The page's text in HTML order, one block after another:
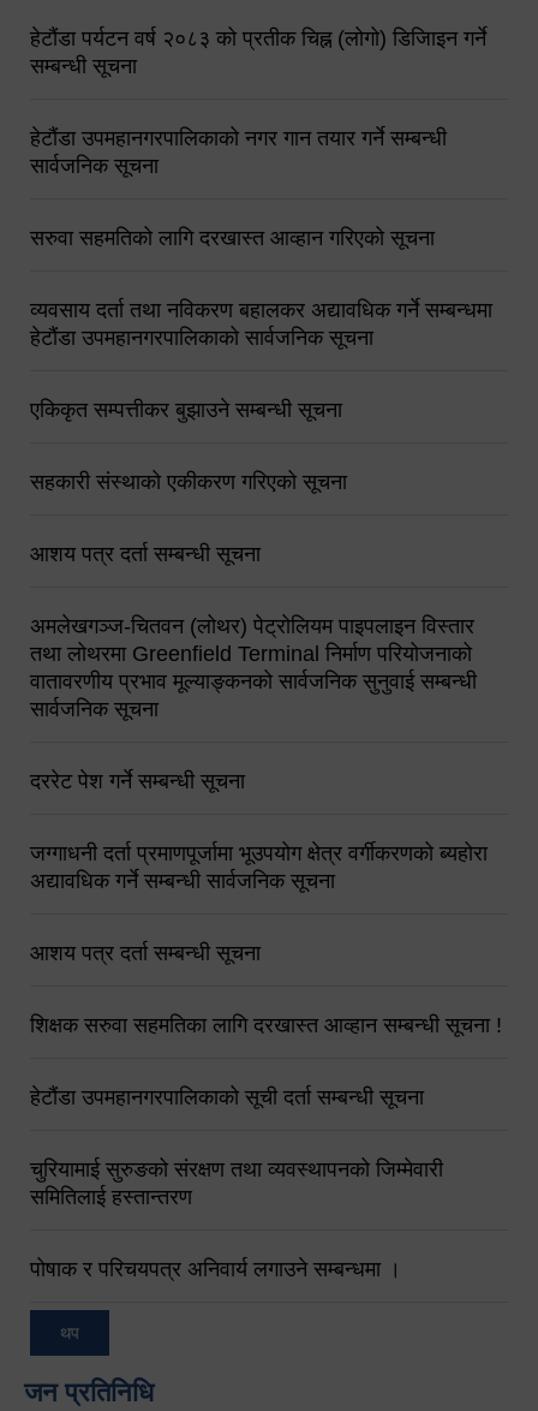
हेटौंडा पर्यटन वर्ष २०८३ को प्रतीक चिह्न (लोगो) डिजिाइन गर्ने
सम्बन्धी सूचना
हेटौंडा उपमहानगरपालिकाको नगर गान तयार गर्ने सम्बन्धी
सार्वजनिक सूचना
सरुवा सहमतिको लागि दरखास्त आव्हान गरिएको सूचना
व्यवसाय दर्ता तथा नविकरण बहालकर अद्यावधिक गर्ने सम्बन्धमा
हेटौंडा उपमहानगरपालिकाको सार्वजनिक सूचना
एकिकृत सम्पत्तीकर बुझाउने सम्बन्धी सूचना
सहकारी संस्थाको एकीकरण गरिएको सूचना
आशय पत्र दर्ता सम्बन्धी सूचना
अमलेखगञ्ज-चितवन (लोथर) पेट्रोलियम पाइपलाइन विस्तार
तथा लोथरमा Greenfield Terminal निर्माण परियोजनाको
वातावरणीय प्रभाव मूल्याङ्कनको सार्वजनिक सुनुवाई सम्बन्धी
सार्वजनिक सूचना
दररेट पेश गर्ने सम्बन्धी सूचना
जग्गाधनी दर्ता प्रमाणपूर्जामा भूउपयोग क्षेत्र वर्गीकरणको ब्यहोरा
अद्यावधिक गर्ने सम्बन्धी सार्वजनिक सूचना
आशय पत्र दर्ता सम्बन्धी सूचना
शिक्षक सरुवा सहमतिका लागि दरखास्त आव्हान सम्बन्धी सूचना !
हेटौंडा उपमहानगरपालिकाको सूची दर्ता सम्बन्धी सूचना
चुरियामाई सुरुङको संरक्षण तथा व्यवस्थापनको जिम्मेवारी
समितिलाई हस्तान्तरण
पोषाक र परिचयपत्र अनिवार्य लगाउने सम्बन्धमा ।
थप
जन प्रतिनिधि